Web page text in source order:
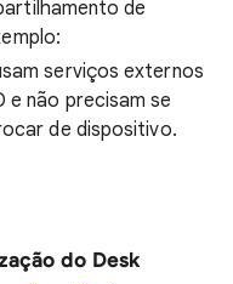
de
serviços externos
e não precisam se
de dispositivo.
do Desk